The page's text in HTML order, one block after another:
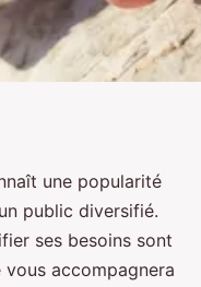
pieds : un
lecture
une popularité
public diversifié.
ses besoins sont
vous accompagnera